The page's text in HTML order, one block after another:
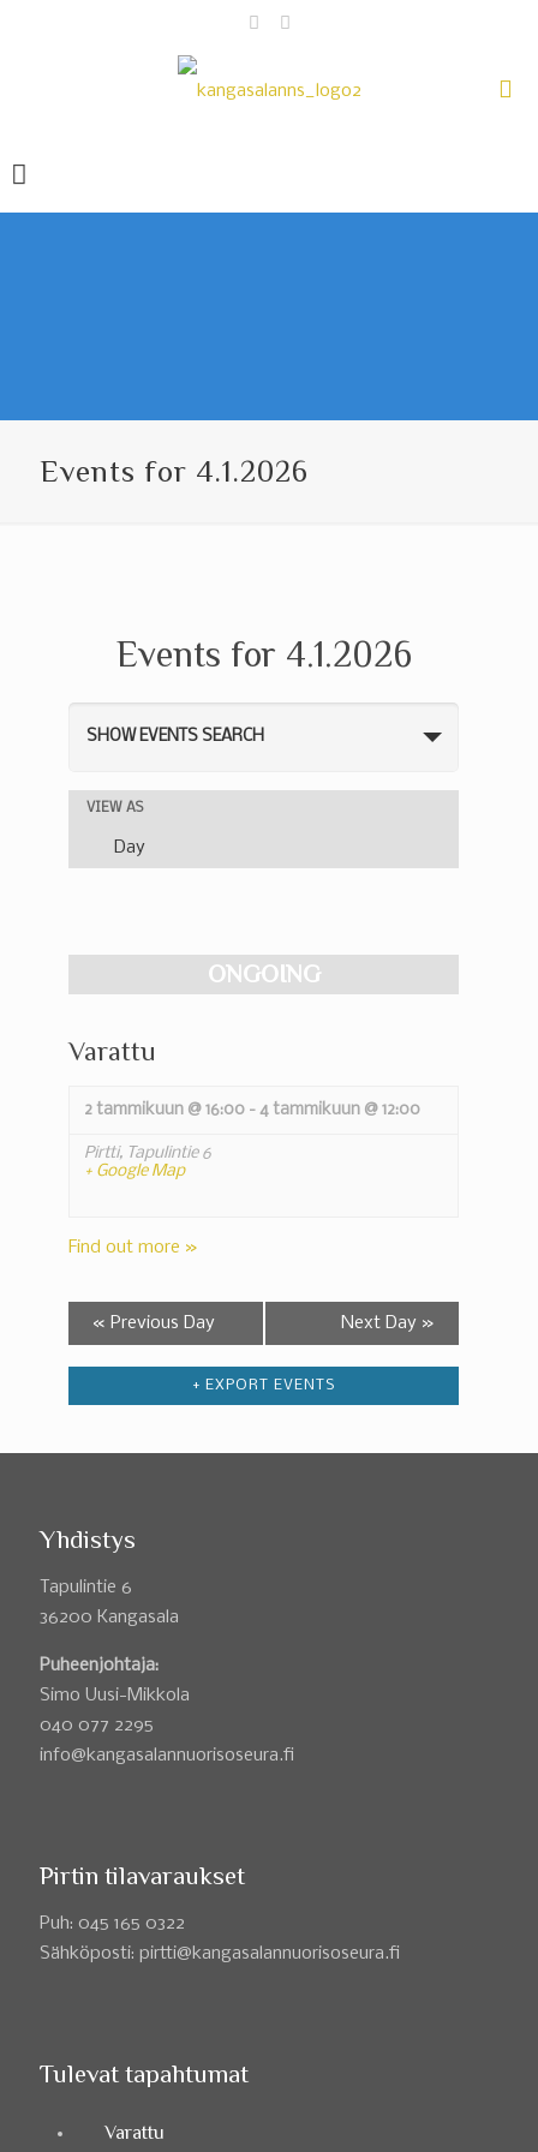
Events for 4.1.2026
Events for 4.1.2026
Events
and
Views
SHOW EVENTS SEARCH
Event
Views
VIEW AS
Day
ONGOING
Varattu
2 tammikuun @ 16:00- 4 tammikuun @ 12:00
Pirtti, Tapulintie 6
+ Google Map
Find out more »
« Previous Day Next Day »
+ EXPORT EVENTS
Yhdistys
Tapulintie 6
36200 Kangasala
Puheenjohtaja:
Simo Uusi-Mikkola
040 077 2295
info@kangasalannuorisoseura.fi
Pirtin tilavaraukset
Puh: 045 165 0322
Sähköposti: pirtti@kangasalannuorisoseura.fi
Tulevat tapahtumat
Varattu